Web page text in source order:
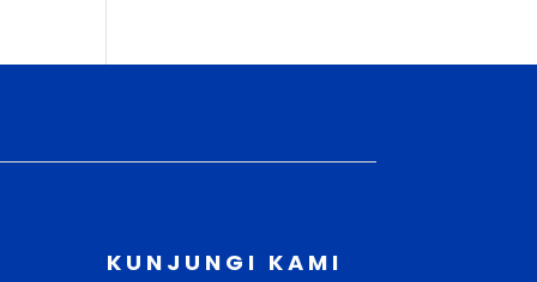
KUNJUNGI KAMI